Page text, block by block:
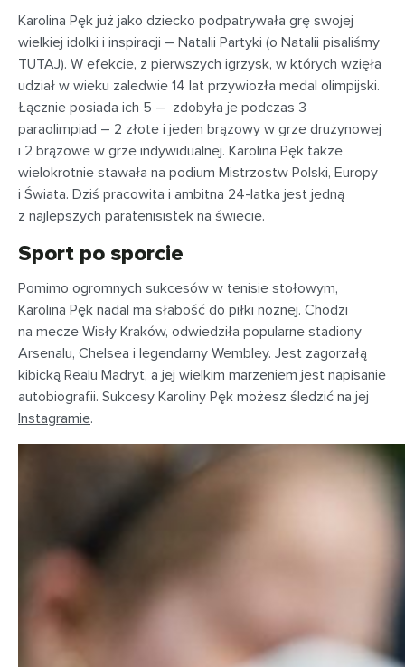
Karolina Pęk już jako dziecko podpatrywała grę swojej
wielkiej idolki i inspiracji – Natalii Partyki (o Natalii pisaliśmy
TUTAJ). W efekcie, z pierwszych igrzysk, w których wzięła
udział w wieku zaledwie 14 lat przywiozła medal olimpijski.
Łącznie posiada ich 5 – zdobyła je podczas 3
paraolimpiad – 2 złote i jeden brązowy w grze drużynowej
i 2 brązowe w grze indywidualnej. Karolina Pęk także
wielokrotnie stawała na podium Mistrzostw Polski, Europy
i Świata. Dziś pracowita i ambitna 24-latka jest jedną
z najlepszych paratenisistek na świecie.
Sport po sporcie
Pomimo ogromnych sukcesów w tenisie stołowym,
Karolina Pęk nadal ma słabość do piłki nożnej. Chodzi
na mecze Wisły Kraków, odwiedziła popularne stadiony
Arsenalu, Chelsea i legendarny Wembley. Jest zagorzałą
kibicką Realu Madryt, a jej wielkim marzeniem jest napisanie
autobiografii. Sukcesy Karoliny Pęk możesz śledzić na jej
Instagramie.